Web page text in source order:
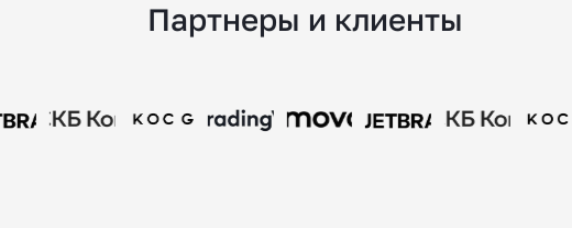
Партнеры и клиенты